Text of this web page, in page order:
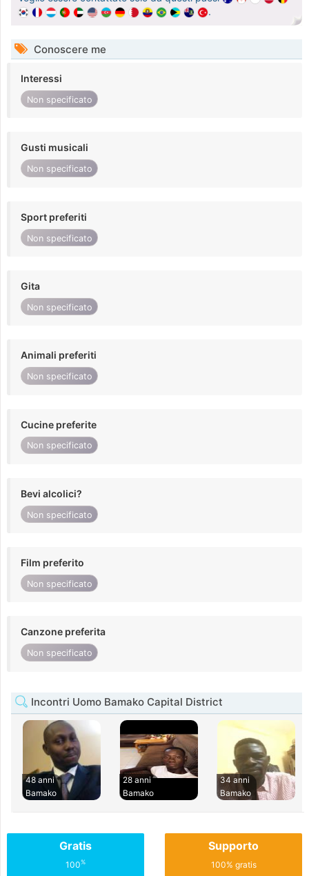
.
Conoscere me
Interessi
Non specificato
Gusti musicali
Non specificato
Sport preferiti
Non specificato
Gita
Non specificato
Animali preferiti
Non specificato
Cucine preferite
Non specificato
Bevi alcolici?
Non specificato
Film preferito
Non specificato
Canzone preferita
Non specificato
Incontri Uomo Bamako Capital District
48 anni
Bamako
28 anni
Bamako
34 anni
Bamako
Gratis
100%
Supporto
100% gratis